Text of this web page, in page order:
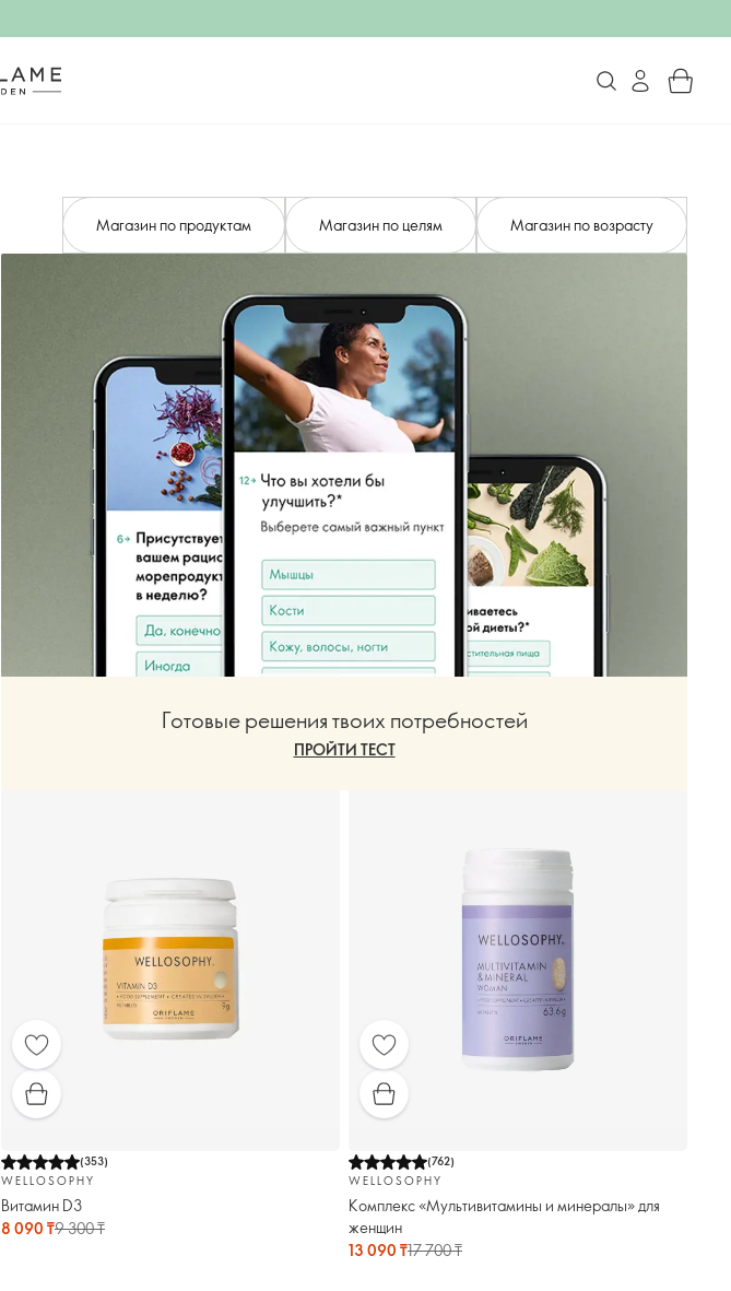
Магазин по продуктам Магазин по целям Магазин по возрасту
Готовые решения твоих потребностей
ПРОЙТИ ТЕСТ
(353)
WELLOSOPHY
Витамин D3
8 090 ₸9 300 ₸
(762)
WELLOSOPHY
Комплекс «Мультивитамины и минералы» для
женщин
13 090 ₸17 700 ₸